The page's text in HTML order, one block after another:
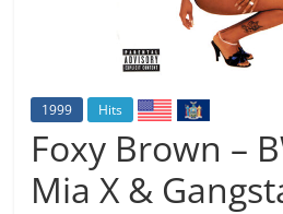
1999 Hits
Foxy Brown –
Mia X &